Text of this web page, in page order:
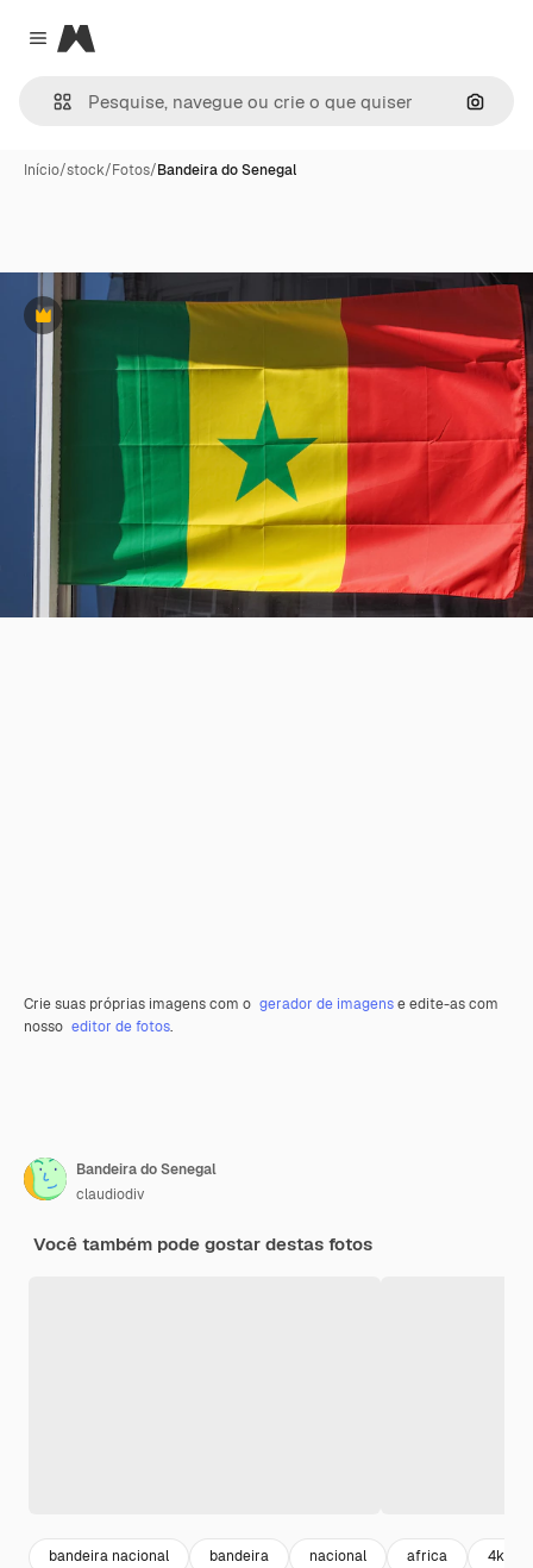
Close menu
Magnific
Início/stock/Fotos/Bandeira do Senegal
Premium
Crie suas próprias imagens com o gerador de imagense edite-as com
nosso editor de fotos.
Bandeira do Senegal
claudiodiv
Você também pode gostar destas fotos
bandeira nacional bandeira nacional africa 4k